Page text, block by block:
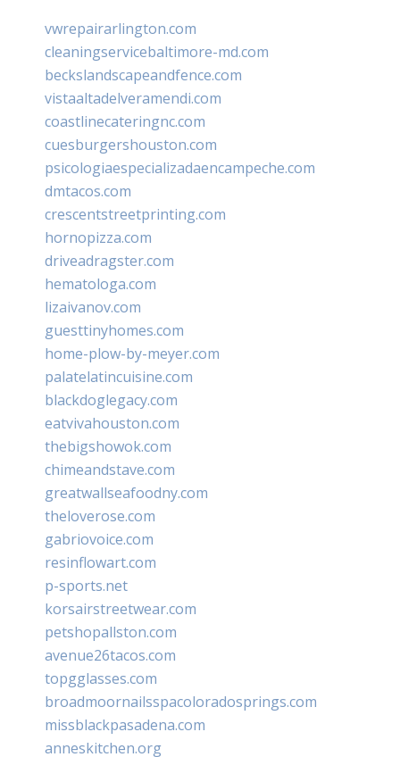
vwrepairarlington.com
cleaningservicebaltimore-md.com
beckslandscapeandfence.com
vistaaltadelveramendi.com
coastlinecateringnc.com
cuesburgershouston.com
psicologiaespecializadaencampeche.com
dmtacos.com
crescentstreetprinting.com
hornopizza.com
driveadragster.com
hematologa.com
lizaivanov.com
guesttinyhomes.com
home-plow-by-meyer.com
palatelatincuisine.com
blackdoglegacy.com
eatvivahouston.com
thebigshowok.com
chimeandstave.com
greatwallseafoodny.com
theloverose.com
gabriovoice.com
resinflowart.com
p-sports.net
korsairstreetwear.com
petshopallston.com
avenue26tacos.com
topgglasses.com
broadmoornailsspacoloradosprings.com
missblackpasadena.com
anneskitchen.org